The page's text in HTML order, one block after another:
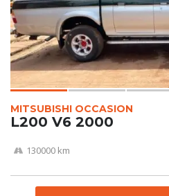
MITSUBISHI OCCASION
L200 V6 2000
130000 km